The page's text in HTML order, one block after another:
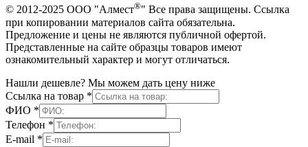
© 2012-2025 ООО "Алмест®" Все права защищены. Ссылка
при копировании материалов сайта обязательна.
Предложение и цены не являются публичной офертой.
Представленные на сайте образцы товаров имеют
ознакомительный характер и могут отличаться.
Нашли дешевле? Мы можем дать цену ниже
Ссылка на товар *
ФИО *
Телефон *
E-mail *